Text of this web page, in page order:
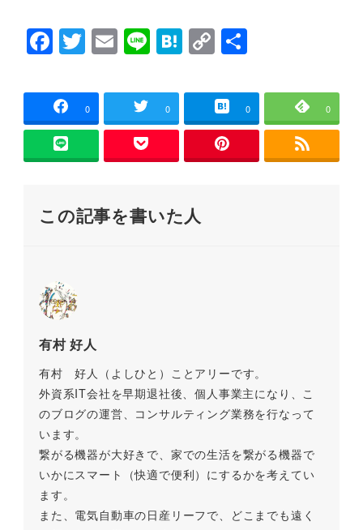
ド
ウ
で
す
F
a
c
e
b
o
k
T
wi
tt
er
E
m
ai
l
Li
n
e
H
at
e
n
C
o
p
y
Li
n
共
0 0 0 0
この記事を書いた人
有村 好人
有村 好人（よしひと）ことアリーです。
外資系IT会社を早期退社後、個人事業主になり、こ
のブログの運営、コンサルティング業務を行なって
います。
繋がる機器が大好きで、家での生活を繋がる機器で
いかにスマート（快適で便利）にするかを考えてい
ます。
また、電気自動車の日産リーフで、どこまでも遠く